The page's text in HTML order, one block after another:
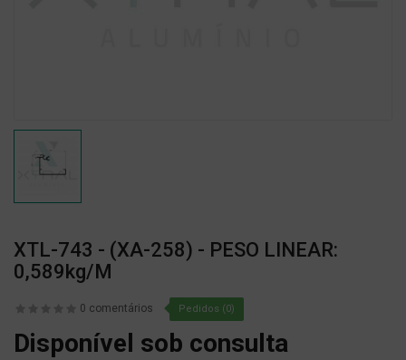
XTL-743 - (XA-258) - PESO LINEAR:
0,589kg/m
0 comentários Pedidos (0)
Disponível sob consulta